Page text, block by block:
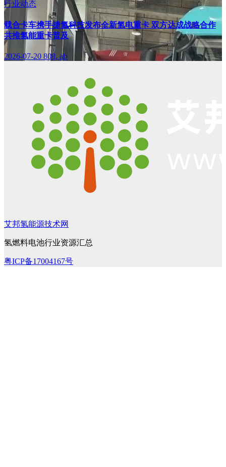
行业动态
载合卡车携手捷氢科技发布全新氢电重卡 双方达成战略合作
共推氢能重卡普及
2026-07-20 808, ab
艾邦氢能源技术网
氢燃料电池行业资源汇总
粤ICP备17004167号